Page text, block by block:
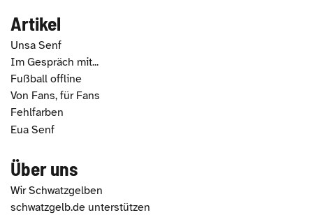
Artikel
Unsa Senf
Im Gespräch mit...
Fußball offline
Von Fans, für Fans
Fehlfarben
Eua Senf
Über uns
Wir Schwatzgelben
schwatzgelb.de unterstützen